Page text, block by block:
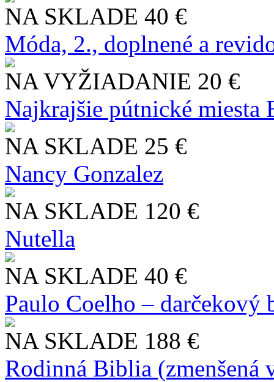
NA SKLADE 40 €
Móda, 2., doplnené a
NA VYŽIADANIE 20 €
Najkrajšie pútnické miesta
NA SKLADE 25 €
Nancy Gonzalez
NA SKLADE 120 €
Nutella
NA SKLADE 40 €
Paulo Coelho – darčekový
NA SKLADE 188 €
Rodinná Biblia (zmenšená